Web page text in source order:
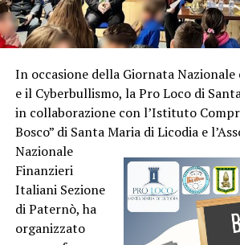
In occasione della Giornata
e il Cyberbullismo, la Pro Loco di
in collaborazione con l’Istituto
Bosco” di Santa Maria diLicodia e
Nazionale
Finanzieri
Italiani Sezione
di Paternò, ha
organizzato